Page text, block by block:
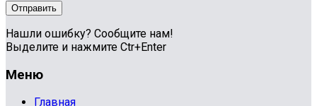
Нашли ошибку? Сообщите нам!
Выделите и нажмите Ctr+Enter
Меню
Главная